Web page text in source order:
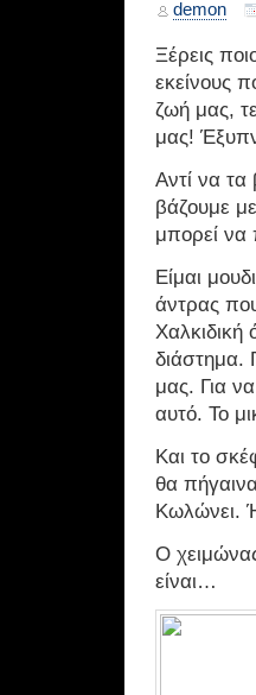
demon
Ξέρεις
εκείνους
ζωή μας,
μας!
Αντί να τα
βάζουμε
μπορεί να
Είμαι
άντρας
Χαλκιδική
διάστημα.
μας. Για
αυτό. Το
Και το
θα
Κωλώνει.
Ο
είναι…